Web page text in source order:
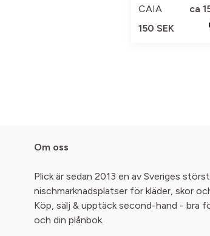
CAIA
ca
150 SEK
Om oss
Plick är sedan 2013 en av Sveriges
nischmarknadsplatser för kläder, skor
Köp, sälj & upptäck second-hand - bra
och din plånbok.